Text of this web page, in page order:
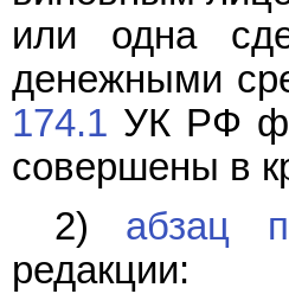
или одна
денежными
174.1 УК РФ
совершены в
2) абзац
редакции: